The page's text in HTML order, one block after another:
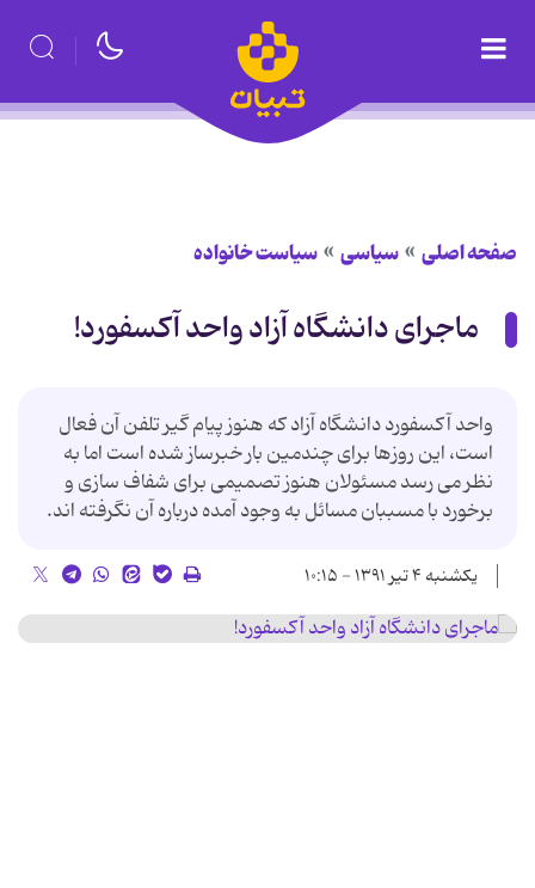
صفحه اصلی سیاسی سیاست خانواده
ماجرای دانشگاه آزاد واحد آکسفورد!
واحد آکسفورد دانشگاه آزاد که هنوز پیام گیر تلفن آن فعال
است،‌ این روزها برای چندمین بار خبرساز شده است اما به
نظر می رسد مسئولان هنوز تصمیمی برای شفاف سازی و
برخورد با مسببان مسائل به وجود آمده درباره آن نگرفته اند.
یکشنبه ۴ تیر ۱۳۹۱ - ۱۰:۱۵